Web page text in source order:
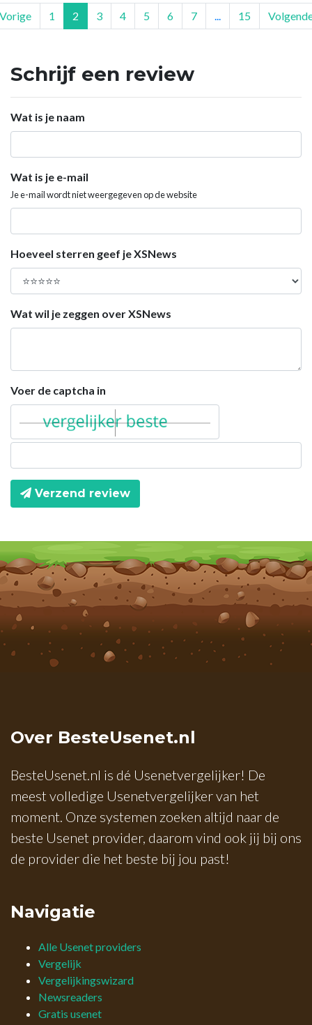
1 2 3 4 5 6 7 15
Schrijf een review
Wat is je naam
Wat is je e-mail
Je e-mail wordt niet weergegeven op de website
Hoeveel sterren geef je XSNews
Wat wil je zeggen over XSNews
Voer de captcha in
Verzend review
Over BesteUsenet.nl
BesteUsenet.nl is dé Usenetvergelijker! De
meest volledige Usenetvergelijker van het
moment. Onze systemen zoeken altijd naar de
beste Usenet provider, daarom vind ook jij bij ons
de provider die het beste bij jou past!
Navigatie
Alle Usenet providers
Vergelijk
Vergelijkingswizard
Newsreaders
Gratis usenet